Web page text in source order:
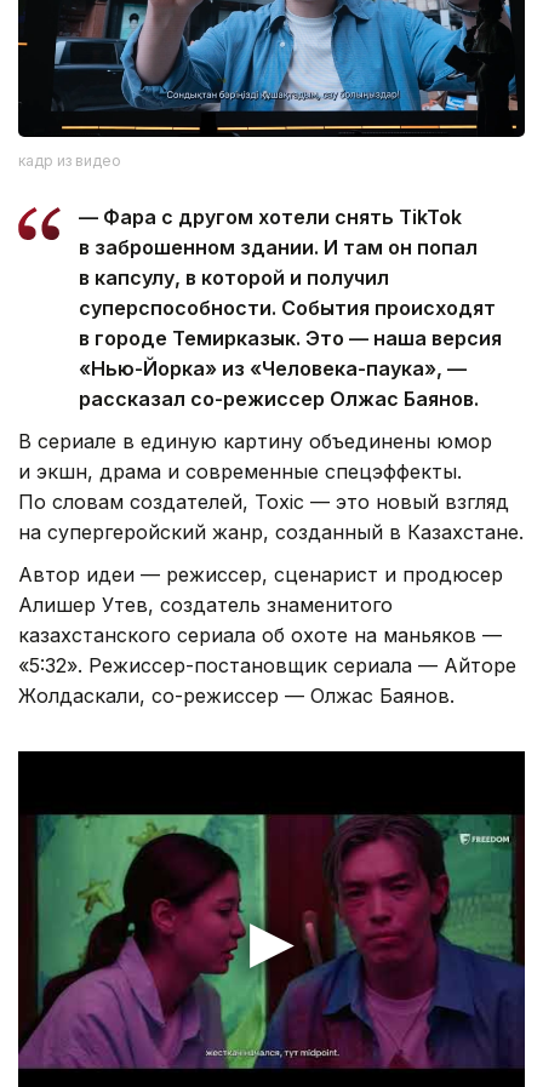
кадр из видео
— Фара с другом хотели снять TikTok
в заброшенном здании. И там он попал
в капсулу, в которой и получил
суперспособности. События происходят
в городе Темирказык. Это — наша версия
«Нью-Йорка» из «Человека-паука», —
рассказал со-режиссер Олжас Баянов.
В сериале в единую картину объединены юмор
и экшн, драма и современные спецэффекты.
По словам создателей, Toxic — это новый взгляд
на супергеройский жанр, созданный в Казахстане.
Автор идеи — режиссер, сценарист и продюсер
Алишер Утев, создатель знаменитого
казахстанского сериала об охоте на маньяков —
«5:32». Режиссер-постановщик сериала — Айторе
Жолдаскали, со-режиссер — Олжас Баянов.